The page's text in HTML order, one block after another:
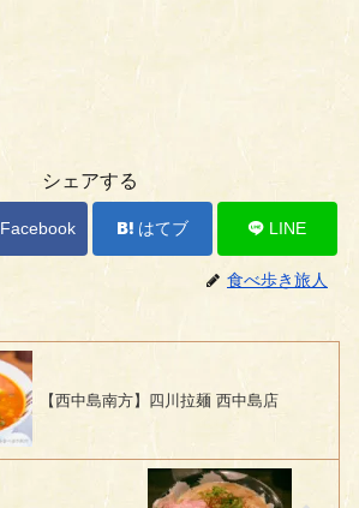
シェアする
Facebook はてブ LINE
食べ歩き旅人
【西中島南方】四川拉麺 西中島店